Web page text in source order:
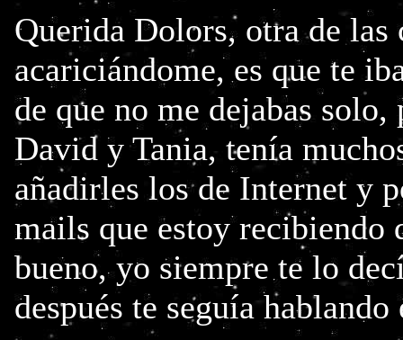
Querida Dolors, otra de las
acariciándome, es que te
de que no me dejabas
David y Tania, tenía
añadirles los de Internet y
mails que estoy recibiendo
bueno, yo siempre te lo
después te seguía